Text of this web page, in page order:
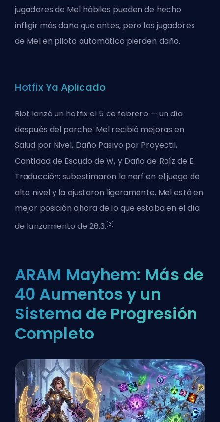
jugadores de Mel hábiles pueden de hecho
infligir más daño que antes, pero los jugadores
de Mel en piloto automático pierden daño.
Hotfix Ya Aplicado
Riot lanzó un hotfix el 5 de febrero — un día
después del parche. Mel recibió mejoras en
Salud por Nivel, Daño Pasivo por Proyectil,
Cantidad de Escudo de W, y Daño de Raíz de E.
Traducción: subestimaron la nerf en el juego de
alto nivel y la ajustaron ligeramente. Mel está en
mejor posición ahora de lo que estaba en el día
de lanzamiento de 26.3. [2]
ARAM Mayhem: Más de
40 Aumentos y un
Sistema de Progresión
Completo